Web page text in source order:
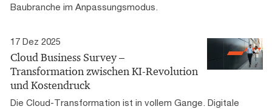
Baubranche im Anpassungsmodus.
17 Dez 2025
Cloud Business Survey –
Transformation zwischen KI-Revolution
und Kostendruck
Die Cloud-Transformation ist in vollem Gange. Digitale